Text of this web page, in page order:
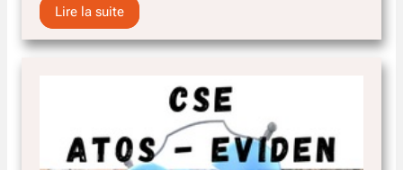
Lire la suite